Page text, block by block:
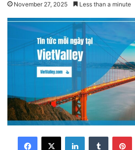
November 27, 2025 Less than a minute
LinkedInTumblr